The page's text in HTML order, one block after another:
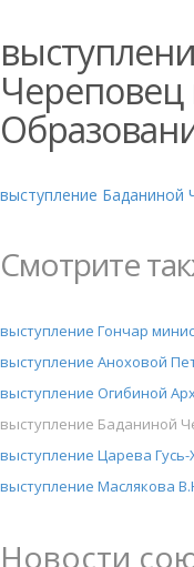
Череповец
выступление Баданиной
Смотрите
выступление Гончар
выступление Аноховой
выступление Огибиной
выступление Баданиной
выступление Царева
выступление Маслякова
Новости